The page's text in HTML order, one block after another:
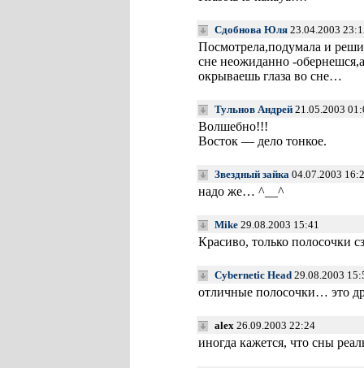
Сдобнова Юля 23.04.2003
Посмотрела,подумала и
сне неожиданно -
окрываешь глаза во сне…
Тульнов Андрей 21.05.2003
Волшебно!!!
Восток — дело тонкое.
Звездный зайка 04.07.2003
надо же… ^__^
Mike 29.08.2003 15:41
Красиво, только полосочки
Cybernetic Head 29.08.2003
отличные полосочки… это
alex 26.09.2003 22:24
иногда кажется, что сны